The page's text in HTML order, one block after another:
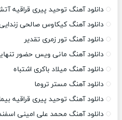
دانلود آهنگ توحید پیری
دانلود آهنگ کیکاوس صالحی
دانلود آهنگ تور زمری تقدیر
دانلود آهنگ مانی ویس حضور
دانلود آهنگ میلاد باکری اشتباه
دانلود آهنگ مستر تروما
دانلود آهنگ توحید پیری قراقیه
دانلود آهنگ محمد علی امینی